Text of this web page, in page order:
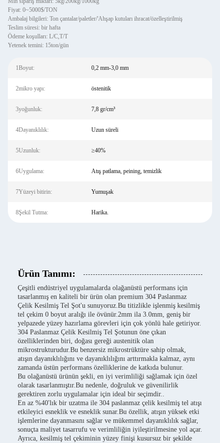
Fiyat: 0~5000$/TON
Ambalaj bilgileri: Ton çantalar/paletler/'Ahşap kutuları ihracat/özelleştirilmiş
Teslim süresi: bir hafta
Ödeme koşulları: L/C,T/T
Yetenek temini: 15ton/gün
1Boyut: 0,2 mm-3,0 mm
2mikro yapı: östenitik
3yoğunluk: 7,8 gr/cm³
4Dayanıklılık: Uzun süreli
5Uzunluk: ≥40%
6Uygulama: Atış patlama, peining, temizlik
7Yüzeyi bitirin: Yumuşak
8Şekil Tutma: Harika.
Ürün Tanımı:
Çeşitli endüstriyel uygulamalarda olağanüstü performans için
tasarlanmış en kaliteli bir ürün olan premium 304 Paslanmaz
Çelik Kesilmiş Tel Şot'u sunuyoruz.Bu titizlikle işlenmiş kesilmiş
tel çekim 0 boyut aralığı ile övünür.2mm ila 3.0mm, geniş bir
yelpazede yüzey hazırlama görevleri için çok yönlü hale getiriyor.
304 Paslanmaz Çelik Kesilmiş Tel Şotunun öne çıkan
özelliklerinden biri, doğası gereği austenitik olan
mikrostrukturudur.Bu benzersiz mikrostrüktüre sahip olmak,
atışın dayanıklılığını ve dayanıklılığını arttırmakla kalmaz, aynı
zamanda üstün performans özelliklerine de katkıda bulunur.
Bu olağanüstü ürünün şekli, en iyi verimliliği sağlamak için özel
olarak tasarlanmıştır.Bu nedenle, doğruluk ve güvenilirlik
gerektiren zorlu uygulamalar için ideal bir seçimdir..
En az %40'lık bir uzatma ile 304 paslanmaz çelik kesilmiş tel atışı
etkileyici esneklik ve esneklik sunar.Bu özellik, atışın yüksek etki
işlemlerine dayanmasını sağlar ve mükemmel dayanıklılık sağlar,
sonuçta maliyet tasarrufu ve verimliliğin iyileştirilmesine yol açar.
Ayrıca, kesilmiş tel çekiminin yüzey finişi kusursuz bir şekilde